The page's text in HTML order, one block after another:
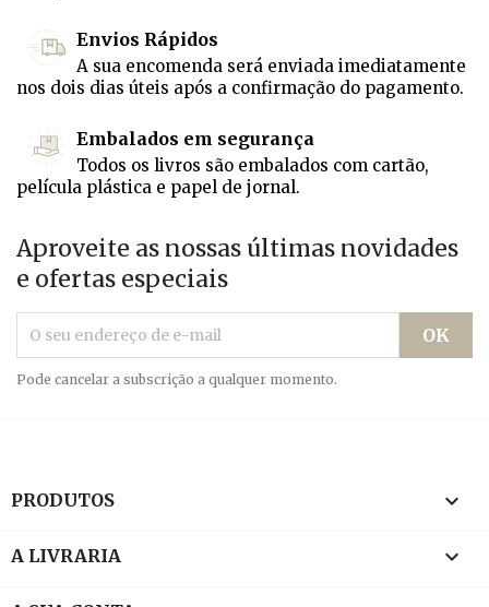
Envios Rápidos
A sua encomenda será enviada imediatamente
nos dois dias úteis após a confirmação do pagamento.
Embalados em segurança
Todos os livros são embalados com cartão,
película plástica e papel de jornal.
Aproveite as nossas últimas novidades
e ofertas especiais
Pode cancelar a subscrição a qualquer momento.
PRODUTOS 
A LIVRARIA 